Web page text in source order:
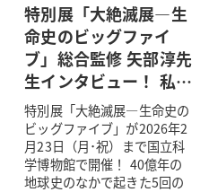
特別展「大絶滅展―生
命史のビッグファイ
ブ」総合監修 矢部淳先
生インタビュー！ 私…
特別展「大絶滅展―生命史の
ビッグファイブ」が2026年2
月23日（月･祝）まで国立科
学博物館で開催！ 40億年の
地球史のなかで起きた5回の